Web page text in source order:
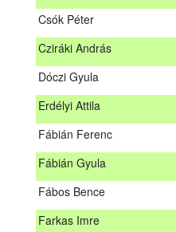
Csók Péter
Cziráki András
Dóczi Gyula
Erdélyi Attila
Fábián Ferenc
Fábián Gyula
Fábos Bence
Farkas Imre
Cseri Árpád
Cserményiné Váradi Melinda
Csók Péter